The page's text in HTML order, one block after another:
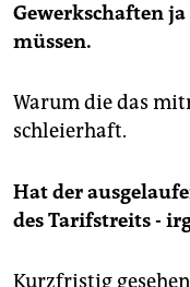
Gewerkschaften
müssen.
Warum die das
schleierhaft.
Hat der
des Tarifstreits -
Kurzfristig